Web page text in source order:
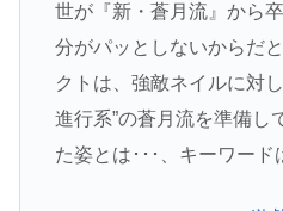
世が『新・蒼月流』から
分がパッとしないからだ
クトは、強敵ネイルに対
進行系”の蒼月流を準備し
た姿とは･･･、キーワード